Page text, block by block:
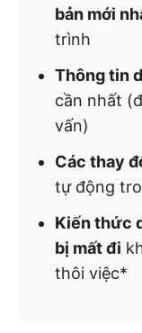
bản mới
trình
Thông tin
cần nhất
vấn)
Các thay
tự động
Kiến thức
bị mất đi
thôi việc*